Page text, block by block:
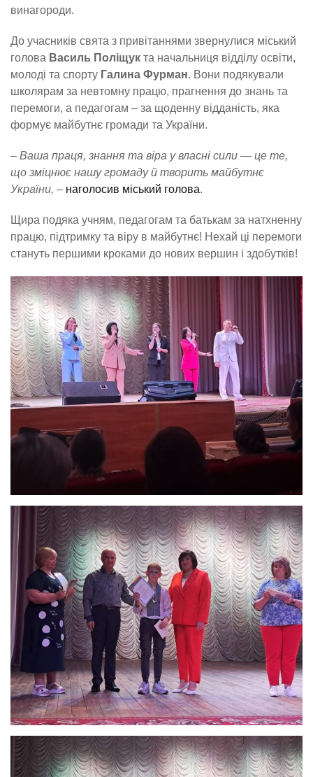
винагороди.
До учасників свята з привітаннями звернулися міський
голова Василь Поліщук та начальниця відділу освіти,
молоді та спорту Галина Фурман. Вони подякували
школярам за невтомну працю, прагнення до знань та
перемоги, а педагогам – за щоденну відданість, яка
формує майбутнє громади та України.
– Ваша праця, знання та віра у власні сили — це те,
що зміцнює нашу громаду й творить майбутнє
України, – наголосив міський голова.
Щира подяка учням, педагогам та батькам за натхненну
працю, підтримку та віру в майбутнє! Нехай ці перемоги
стануть першими кроками до нових вершин і здобутків!